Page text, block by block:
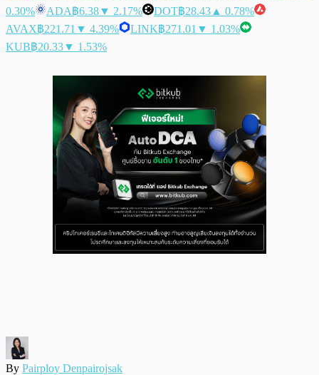
0.30%
ADA฿6.38▼ 2.17% DOT฿28.43 ▲ 0.78%
AVAX฿221.71 ▼ 4.39% LINK฿271.01 ▼ 1.03%
KUB฿20.33▼ 1.53%
By Pairploy Denpairojsak